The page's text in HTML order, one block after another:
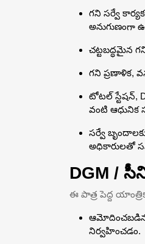
గని సర్వే
అనుగుణంగా
చట్టబద్ధమైన
గని ప్రణాళిక,
టోటల్ స్టేషన్,
వంటి ఆధునిక
సర్వే
అధికారులతో
DGM /
ఈ పాత్ర పెద్ద
ఆమోదించబడిన
నిర్వహించడం.